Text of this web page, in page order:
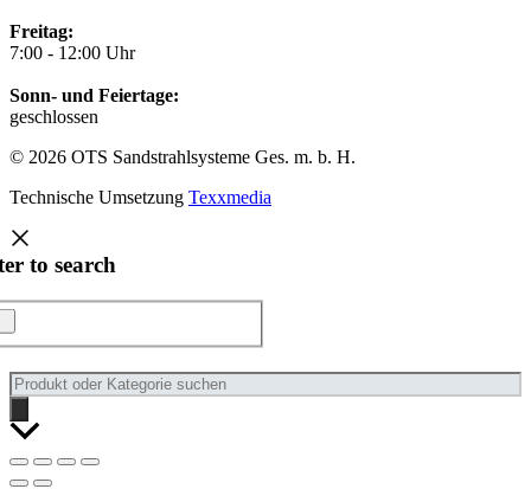
Freitag:
7:00 - 12:00 Uhr
Sonn- und Feiertage:
geschlossen
© 2026 OTS Sandstrahlsysteme Ges. m. b. H.
Technische Umsetzung Texxmedia
to search
Products
search